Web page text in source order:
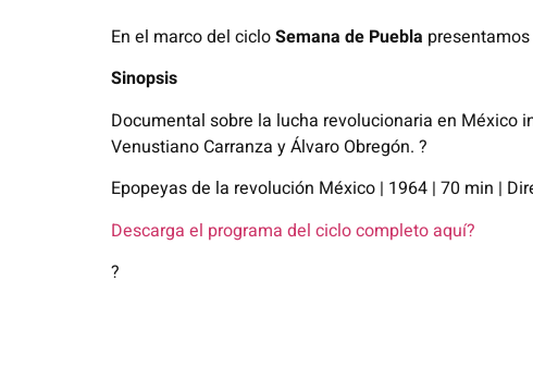
En el marco del cicloSemana de Puebla presentamos
Sinopsis
Documental sobre la lucha revolucionaria en México
Venustiano Carranza y Álvaro Obregón. ?
Epopeyas de la revolución México | 1964 | 70 min |
Descarga el programa del ciclo completo aquí?
?